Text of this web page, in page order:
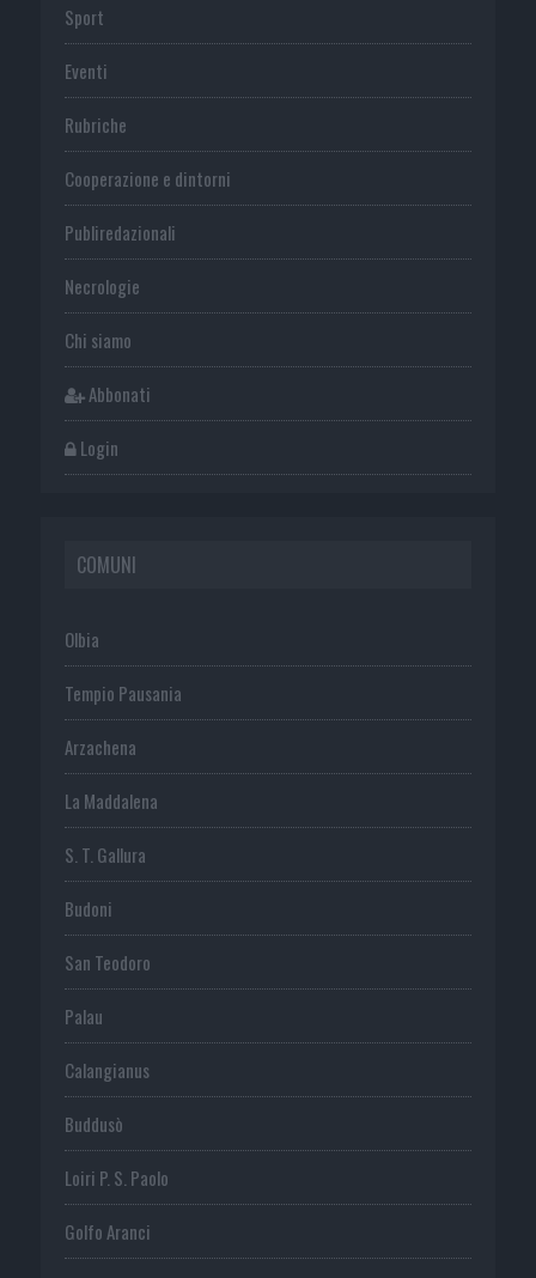
Sport
Eventi
Rubriche
Cooperazione e dintorni
Publiredazionali
Necrologie
Chi siamo
Abbonati
Login
COMUNI
Olbia
Tempio Pausania
Arzachena
La Maddalena
S. T. Gallura
Budoni
San Teodoro
Palau
Calangianus
Buddusò
Loiri P. S. Paolo
Golfo Aranci